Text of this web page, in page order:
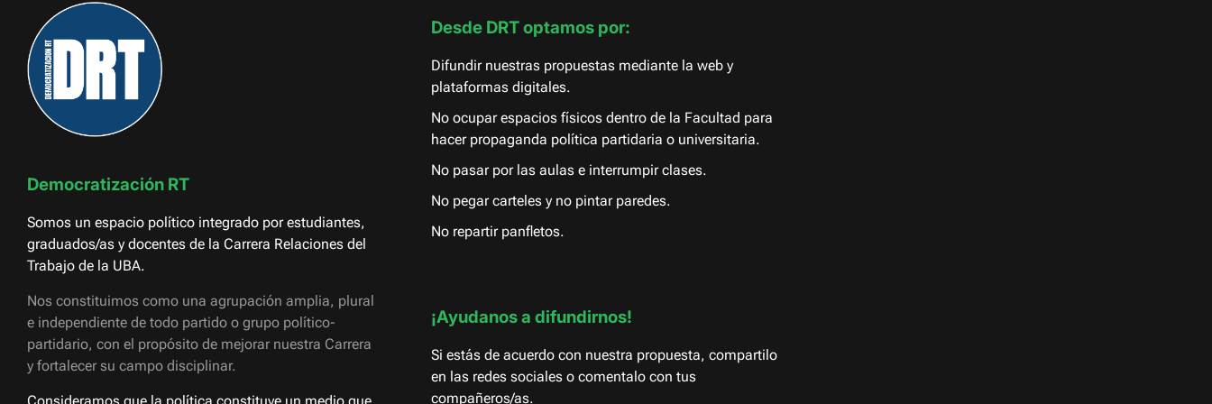
Democratización RT
Somos un espacio político integrado por estudiantes,
graduados/as y docentes de la Carrera Relaciones del
Trabajo de la UBA.
Nos constituimos como una agrupación amplia, plural
e independiente de todo partido o grupo político-
partidario, con el propósito de mejorar nuestra Carrera
y fortalecer su campo disciplinar.
Desde DRT optamos por:
Difundir nuestras propuestas mediante la web y
plataformas digitales.
No ocupar espacios físicos dentro de la Facultad para
hacer propaganda política partidaria o universitaria.
No pasar por las aulas e interrumpir clases.
No pegar carteles y no pintar paredes.
No repartir panfletos.
¡Ayudanos a difundirnos!
Si estás de acuerdo con nuestra propuesta, compartilo
en las redes sociales o comentalo con tus
compañeros/as.